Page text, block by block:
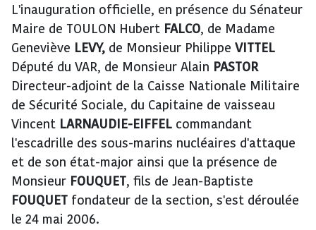
L'inauguration officielle, en présence du Sénateur
Maire de TOULON Hubert FALCO, de Madame
Geneviève LEVY, de Monsieur Philippe VITTEL
Député du VAR, de Monsieur Alain PASTOR
Directeur-adjoint de la Caisse Nationale Militaire
de Sécurité Sociale, du Capitaine de vaisseau
Vincent LARNAUDIE-EIFFEL commandant
l'escadrille des sous-marins nucléaires d'attaque
et de son état-major ainsi que la présence de
Monsieur FOUQUET, fils de Jean-Baptiste
FOUQUET fondateur de la section, s'est déroulée
le 24 mai 2006.